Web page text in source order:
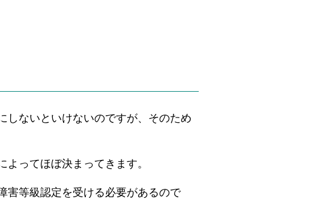
しないといけないのですが、そのため
ってほぼ決まってきます。
害等級認定を受ける必要があるので